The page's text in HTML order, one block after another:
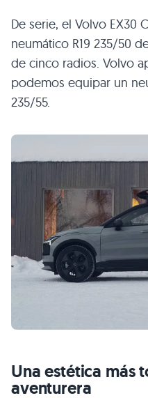
De serie, el Volvo EX30
neumático R19 235/50
de cinco radios. Volvo
podemos equipar un
235/55.
Una estética más
aventurera